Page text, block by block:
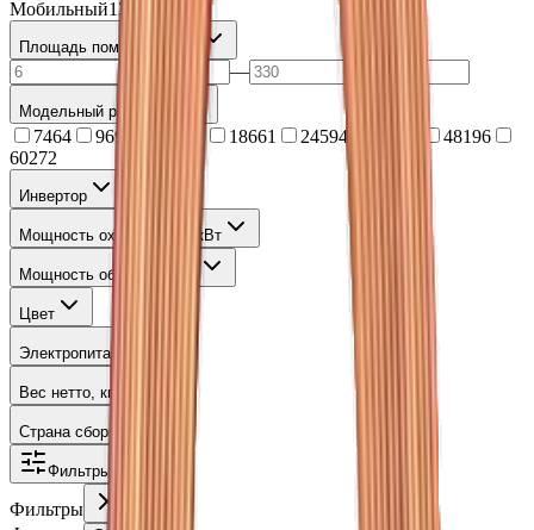
Мобильный139
Площадь помещения
—
Модельный ряд (BTU)
7464 9694 18661 24594 48196
60272
Инвертор
Мощность охлаждения кВт
Мощность обогрева
Цвет
Электропитание
Вес нетто кг
Страна сборки
Фильтры
Фильтры